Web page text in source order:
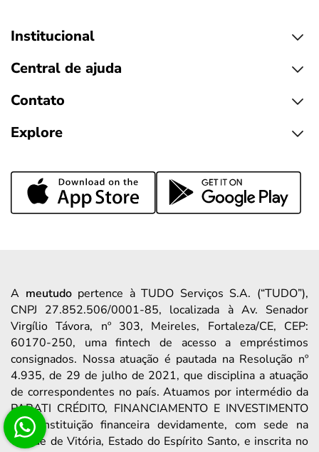
Institucional
Central de ajuda
Contato
Explore
A meutudopertence à TUDO Serviços S.A. (“TUDO”),
CNPJ 27.852.506/0001-85, localizada à Av. Senador
Virgílio Távora, nº 303, Meireles, Fortaleza/CE, CEP:
60170-250, uma fintech de acesso a empréstimos
consignados. Nossa atuação é pautada na Resolução nº
4.935, de 29 de julho de 2021, que disciplina a atuação
de correspondentes no país. Atuamos por intermédio da
PARATI CRÉDITO, FINANCIAMENTO E INVESTIMENTO
S/A, instituição financeira devidamente, com sede na
Cidade de Vitória, Estado do Espírito Santo, e inscrita no